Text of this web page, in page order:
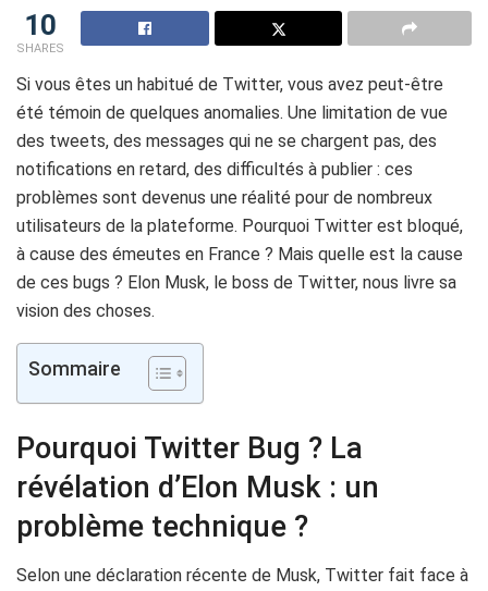
10
SHARES
Si vous êtes un habitué de Twitter, vous avez peut-être
été témoin de quelques anomalies. Une limitation de vue
des tweets, des messages qui ne se chargent pas, des
notifications en retard, des difficultés à publier : ces
problèmes sont devenus une réalité pour de nombreux
utilisateurs de la plateforme. Pourquoi Twitter est bloqué,
à cause des émeutes en France ? Mais quelle est la cause
de ces bugs ? Elon Musk, le boss de Twitter, nous livre sa
vision des choses.
Sommaire
Pourquoi Twitter Bug ? La
révélation d’Elon Musk : un
problème technique ?
Selon une déclaration récente de Musk, Twitter fait face à